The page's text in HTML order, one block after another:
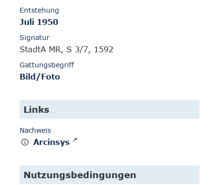
Entstehung
Juli 1950
Signatur
StadtA MR, S 3/7, 1592
Gattungsbegriff
Bild/Foto
Links
Nachweis
Arcinsys
Nutzungsbedingungen